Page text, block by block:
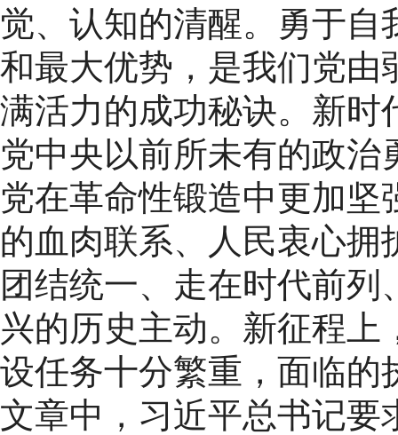
觉、认知的清醒。勇于
和最大优势，是我们党由
满活力的成功秘诀。新时
党中央以前所未有的政
党在革命性锻造中更加
的血肉联系、人民衷心
团结统一、走在时代前
兴的历史主动。新征程
设任务十分繁重，面临的
文章中，习近平总书记要